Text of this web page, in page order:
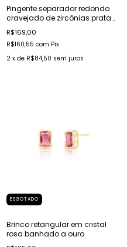
Pingente separador redondo
cravejado de zircônias prata
rodinada
R$169,00
R$160,55 com Pix
2 x de R$84,50 sem juros
ESGOTADO
Brinco retangular em cristal
rosa banhado a ouro